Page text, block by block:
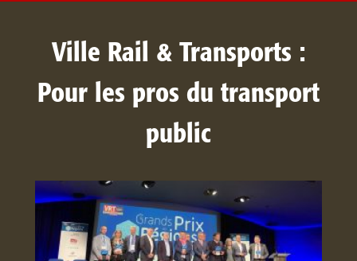
Ville Rail & Transports :
Pour les pros du transport
public